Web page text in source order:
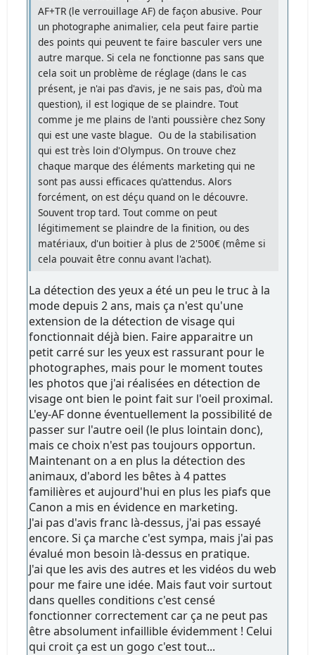
AF+TR (le verrouillage AF) de façon abusive. Pour
un photographe animalier, cela peut faire partie
des points qui peuvent te faire basculer vers une
autre marque. Si cela ne fonctionne pas sans que
cela soit un problème de réglage (dans le cas
présent, je n'ai pas d'avis, je ne sais pas, d'où ma
question), il est logique de se plaindre. Tout
comme je me plains de l'anti poussière chez Sony
qui est une vaste blague. Ou de la stabilisation
qui est très loin d'Olympus. On trouve chez
chaque marque des éléments marketing qui ne
sont pas aussi efficaces qu'attendus. Alors
forcément, on est déçu quand on le découvre.
Souvent trop tard. Tout comme on peut
légitimement se plaindre de la finition, ou des
matériaux, d'un boitier à plus de 2'500€ (même si
cela pouvait être connu avant l'achat).
La détection des yeux a été un peu le truc à la
mode depuis 2 ans, mais ça n'est qu'une
extension de la détection de visage qui
fonctionnait déjà bien. Faire apparaitre un
petit carré sur les yeux est rassurant pour le
photographes, mais pour le moment toutes
les photos que j'ai réalisées en détection de
visage ont bien le point fait sur l'oeil proximal.
L'ey-AF donne éventuellement la possibilité de
passer sur l'autre oeil (le plus lointain donc),
mais ce choix n'est pas toujours opportun.
Maintenant on a en plus la détection des
animaux, d'abord les bêtes à 4 pattes
familières et aujourd'hui en plus les piafs que
Canon a mis en évidence en marketing.
J'ai pas d'avis franc là-dessus, j'ai pas essayé
encore. Si ça marche c'est sympa, mais j'ai pas
évalué mon besoin là-dessus en pratique.
J'ai que les avis des autres et les vidéos du web
pour me faire une idée. Mais faut voir surtout
dans quelles conditions c'est censé
fonctionner correctement car ça ne peut pas
être absolument infaillible évidemment ! Celui
qui croit ça est un gogo c'est tout...